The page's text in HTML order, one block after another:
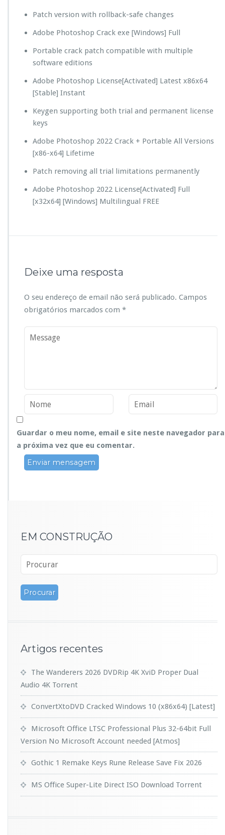
Patch version with rollback-safe changes
Adobe Photoshop Crack exe [Windows] Full
Portable crack patch compatible with multiple
software editions
Adobe Photoshop License[Activated] Latest x86x64
[Stable] Instant
Keygen supporting both trial and permanent license
keys
Adobe Photoshop 2022 Crack + Portable All Versions
[x86-x64] Lifetime
Patch removing all trial limitations permanently
Adobe Photoshop 2022 License[Activated] Full
[x32x64] [Windows] Multilingual FREE
Deixe uma resposta
O seu endereço de email não será publicado. Campos
obrigatórios marcados com *
Guardar o meu nome, email e site neste navegador para
a próxima vez que eu comentar.
EM CONSTRUÇÃO
Artigos recentes
The Wanderers 2026 DVDRip 4K XviD Proper Dual
Audio 4K Torr𝐞nt
ConvertXtoDVD Cracked Windows 10 (x86x64) [Latest]
Microsoft Office LTSC Professional Plus 32-64bit Full
Version No Microsoft Account needed [Atmos]
Gothic 1 Remake Keys Rune Release Save Fix 2026
MS Office Super-Lite Direct ISO Dоwnlоad Torrent